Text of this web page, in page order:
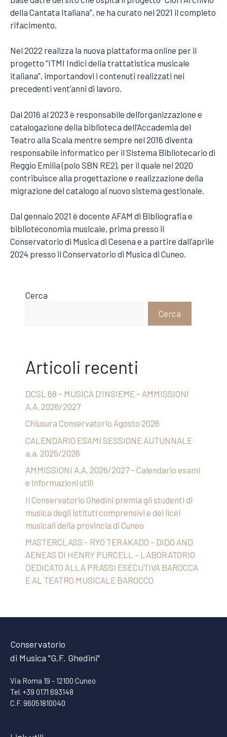
della Cantata Italiana”, ne ha curato nel 2021 il completo
rifacimento.
Nel 2022 realizza la nuova piattaforma online per il
progetto “ITMI Indici della trattatistica musicale
italiana”, importandovi i contenuti realizzati nei
precedenti vent’anni di lavoro.
Dal 2016 al 2023 è responsabile dell’organizzazione e
catalogazione della biblioteca dell’Accademia del
Teatro alla Scala mentre sempre nel 2016 diventa
responsabile informatico per il Sistema Bibliotecario di
Reggio Emilia (polo SBN RE2), per il quale nel 2020
contribuisce alla progettazione e realizzazione della
migrazione del catalogo al nuovo sistema gestionale.
Dal gennaio 2021 è docente AFAM di Bibliografia e
biblioteconomia musicale, prima presso il
Conservatorio di Musica di Cesena e a partire dall’aprile
2024 presso il Conservatorio di Musica di Cuneo.
Cerca
Cerca
Articoli recenti
DCSL 68 – MUSICA D’INSIEME – AMMISSIONI
A.A. 2026/2027
Chiusura Conservatorio Agosto 2026
CALENDARIO ESAMI SESSIONE AUTUNNALE
a.a. 2025/2026
AMMISSIONI A.A. 2026/2027 – Calendario esami
e informazioni utili
Il Conservatorio Ghedini premia gli studenti di
musica degli istituti comprensivi e dei licei
musicali della provincia di Cuneo
MASTERCLASS – RYO TERAKADO – DIDO AND
AENEAS DI HENRY PURCELL – LABORATORIO
DEDICATO ALLA PRASSI ESECUTIVA BAROCCA
E AL TEATRO MUSICALE BAROCCO
Conservatorio
di Musica "G.F. Ghedini"
Via Roma 19 - 12100 Cuneo
Tel. +39 0171 693148
C.F. 96051810040